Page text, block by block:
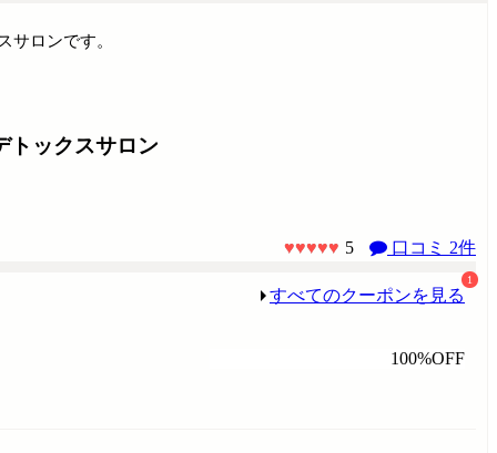
トックスサロン
5 口コミ 2件
サロンです。
すべてのクーポンを見る
1
100%OFF